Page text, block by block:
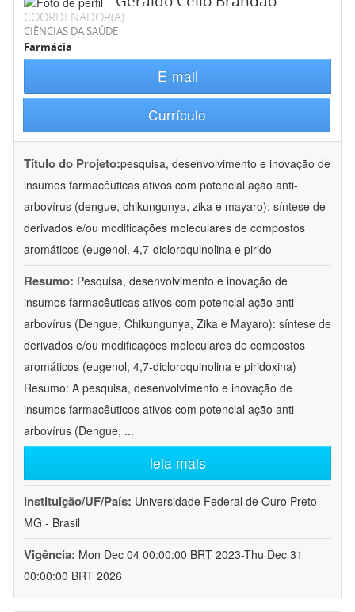
COORDENADOR(A)
CIÊNCIAS DA SAÚDE
Farmácia
E-mail
Currículo
Título do Projeto:pesquisa, desenvolvimento e inovação de
insumos farmacêuticas ativos com potencial ação anti-
arbovírus (dengue, chikungunya, zika e mayaro): síntese de
derivados e/ou modificações moleculares de compostos
aromáticos (eugenol, 4,7-dicloroquinolina e pirido
Resumo: Pesquisa, desenvolvimento e inovação de
insumos farmacêuticas ativos com potencial ação anti-
arbovírus (Dengue, Chikungunya, Zika e Mayaro): síntese de
derivados e/ou modificações moleculares de compostos
aromáticos (eugenol, 4,7-dicloroquinolina e piridoxina)
Resumo: A pesquisa, desenvolvimento e inovação de
insumos farmacêuticos ativos com potencial ação anti-
arbovírus (Dengue, ...
leia mais
Instituição/UF/País: Universidade Federal de Ouro Preto -
MG - Brasil
Vigência: Mon Dec 04 00:00:00 BRT 2023-Thu Dec 31
00:00:00 BRT 2026